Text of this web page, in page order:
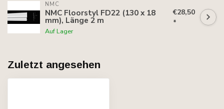
NMC
NMC Floorstyl FD22 (130 x 18
mm), Länge 2 m
Auf Lager
€28,50
*
Zuletzt angesehen